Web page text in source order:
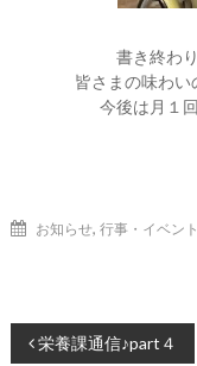
書き終わ
皆さまの味わい
今後は月１
お知らせ, 行事・イベント
投栄養課通信♪part４